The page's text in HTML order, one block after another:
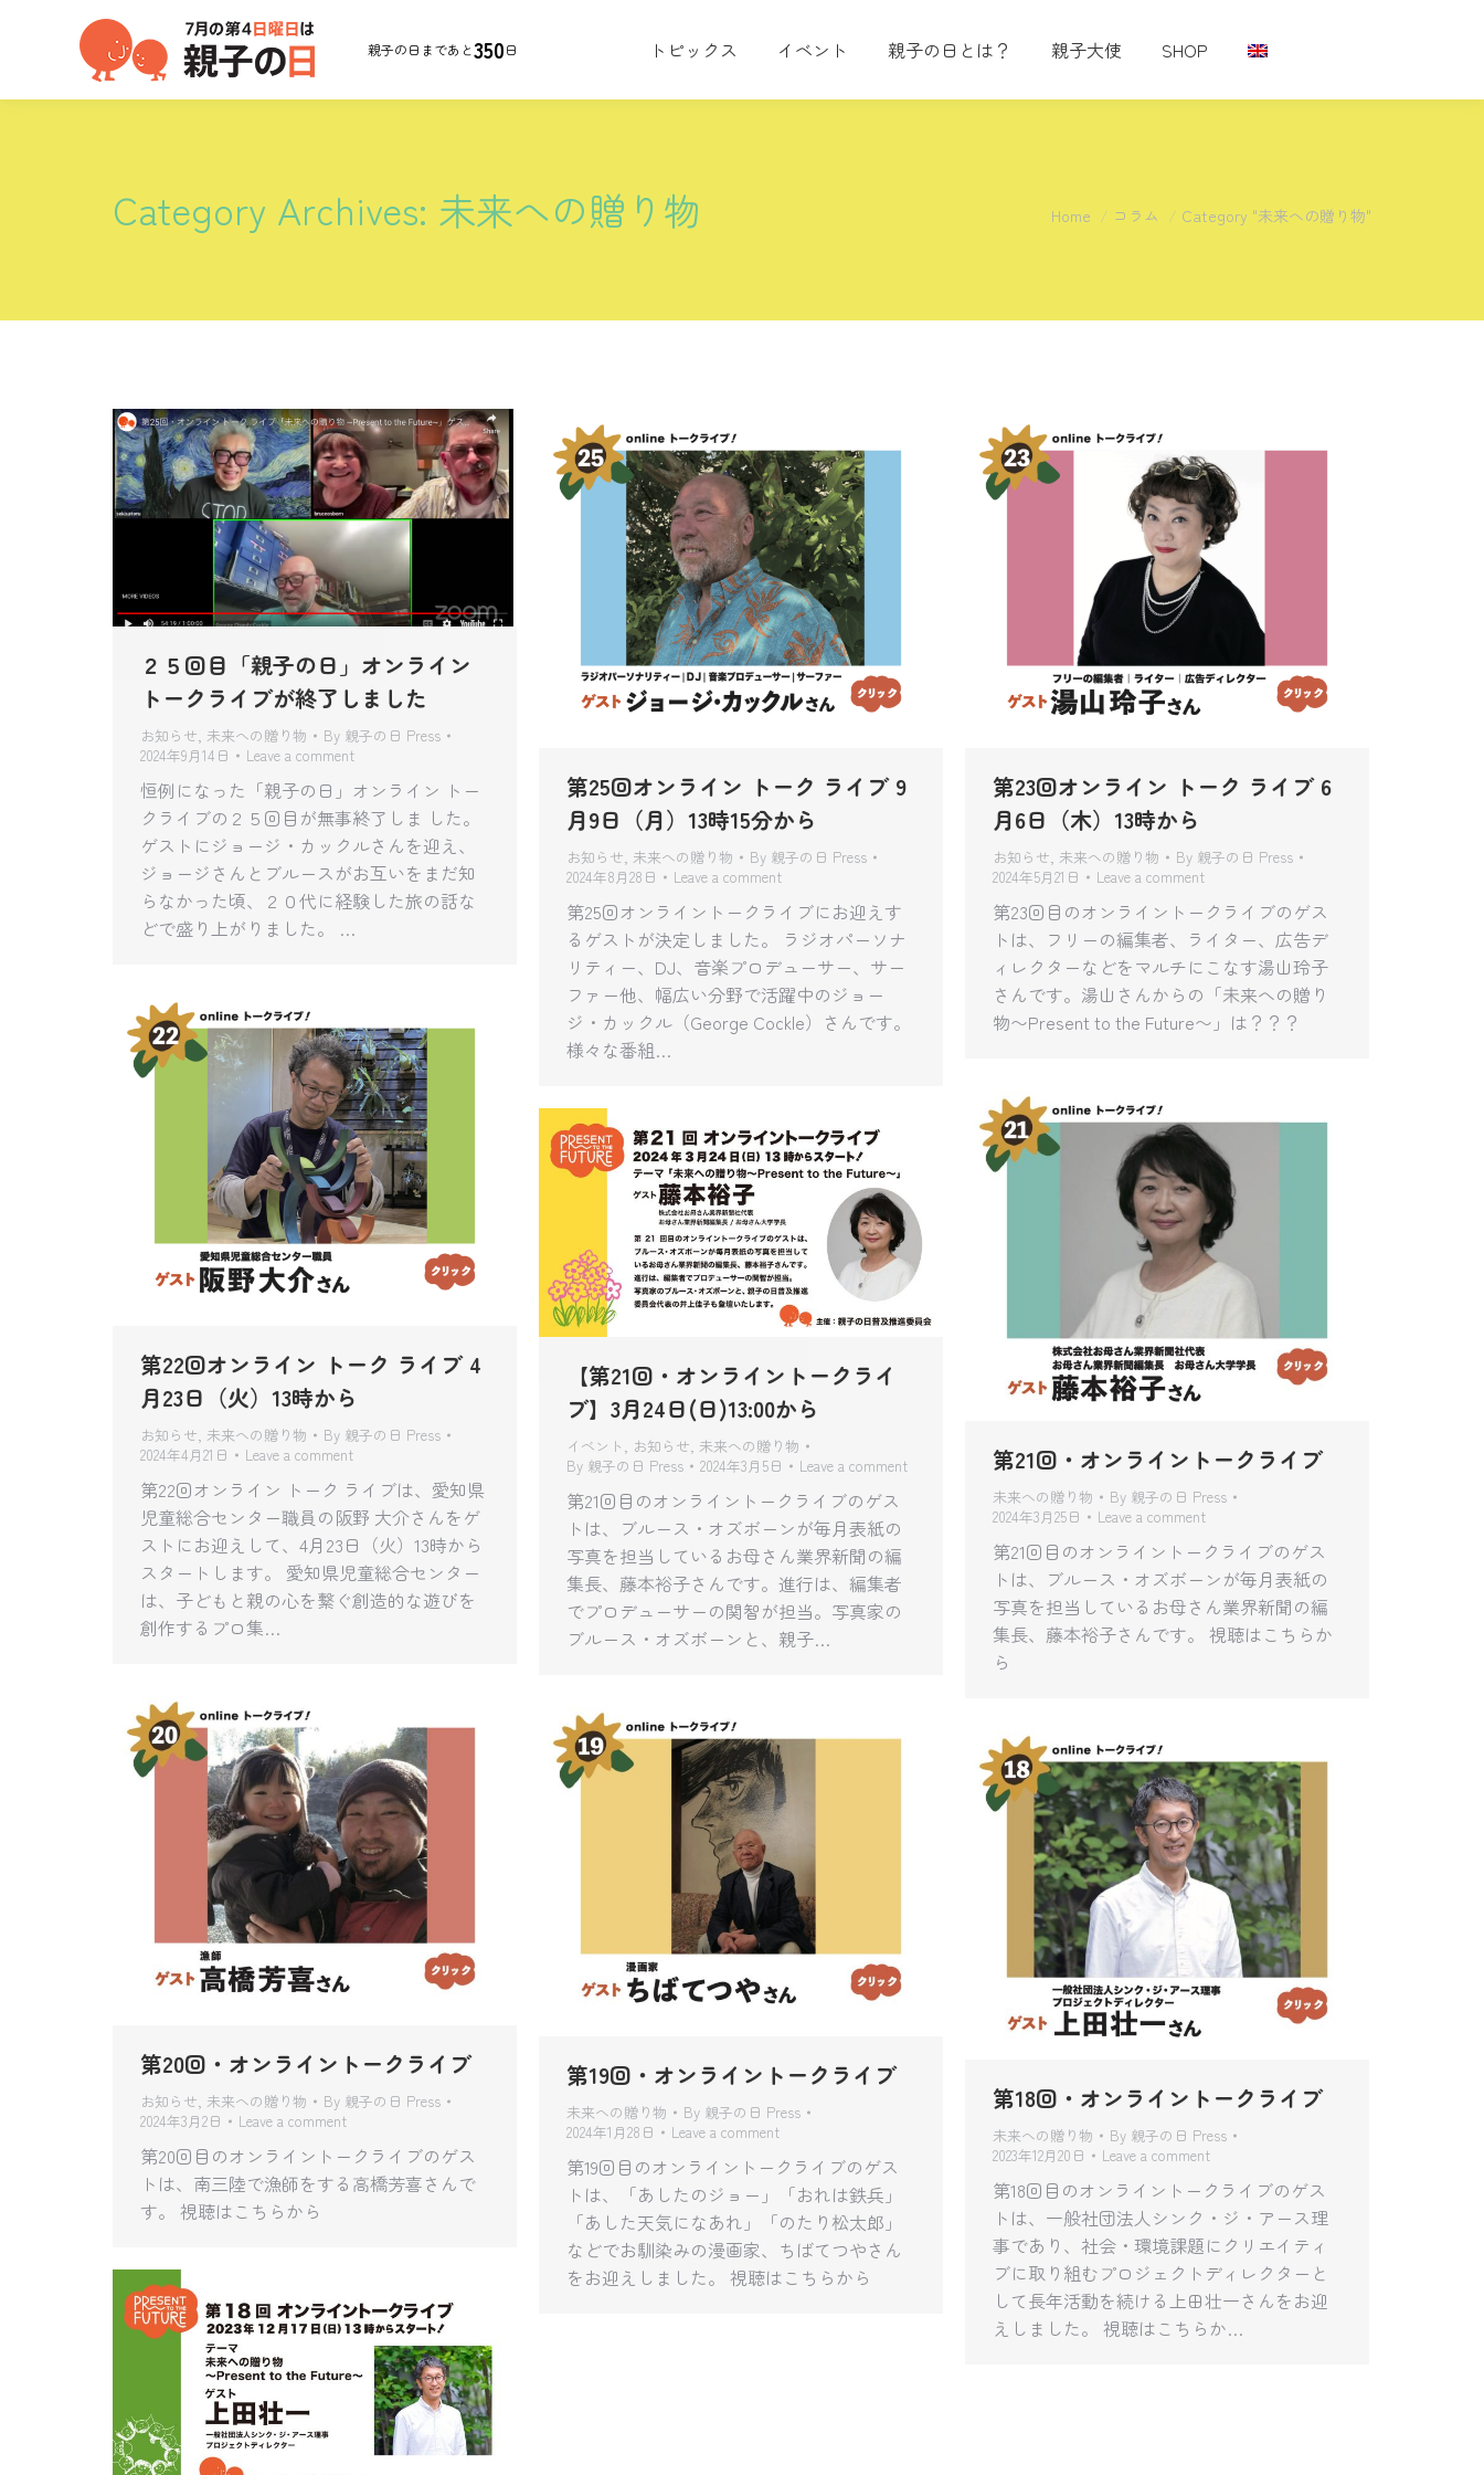
親子の日まであと350日 トピックス イベント 親子の日とは？ 親子大使 SHOP
Category Archives: 未来への贈り物 You are here:
Home コラム Category "未来への贈り物"
２５回目「親子の日」オンライン
トークライブが終了しました
お知らせ 未来への贈り物 By 親子の日 Press
2024年9月14日
Leave a comment
恒例になった「親子の日」オンライン トー
クライブの２５回目が無事終了しま した。
ゲストにジョージ・カックルさんを迎え、
ジョージさんとブルースがお互いをまだ知
らなかった頃、２０代に経験した旅の話な
どで盛り上がりました。 …
第25回オンライン トーク ライブ 9
月9日（月）13時15分から
お知らせ, 未来への贈り物 By 親子の日 Press
2024年8月28日
Leave a comment
第25回オンライントークライブにお迎えす
るゲストが決定しました。 ラジオパーソナ
リティー、DJ、音楽プロデューサー、サー
ファー他、幅広い分野で活躍中のジョー
ジ・カックル（George Cockle）さんです。
様々な番組…
第23回オンライン トーク ライブ 6
月6日（木）13時から
お知らせ, 未来への贈り物 By 親子の日 Press
2024年5月21日
Leave a comment
第23回目のオンライントークライブのゲス
トは、フリーの編集者、ライター、広告デ
ィレクターなどをマルチにこなす湯山玲子
さんです。湯山さんからの「未来への贈り
物〜Present to the Future〜」は？？？
第22回オンライン トーク ライブ 4
月23日（火）13時から
お知らせ, 未来への贈り物 By 親子の日 Press
2024年4月21日
Leave a comment
第22回オンライン トーク ライブは、愛知県
児童総合センター職員の阪野 大介さんをゲ
ストにお迎えして、4月23日（火）13時から
スタートします。 愛知県児童総合センター
は、子どもと親の心を繋ぐ創造的な遊びを
創作するプロ集…
第21回・オンライントークライブ
未来への贈り物 By 親子の日 Press
2024年3月25日
Leave a comment
第21回目のオンライントークライブのゲス
トは、ブルース・オズボーンが毎月表紙の
写真を担当しているお母さん業界新聞の編
集長、藤本裕子さんです。 視聴はこちらか
ら
【第21回・オンライントークライ
ブ】3月24日(日)13:00から
イベント お知らせ 未来への贈り物
By 親子の日 Press 2024年3月5日 Leave a comment
第21回目のオンライントークライブのゲス
トは、ブルース・オズボーンが毎月表紙の
写真を担当しているお母さん業界新聞の編
集長、藤本裕子さんです。進行は、編集者
でプロデューサーの関智が担当。写真家の
ブルース・オズボーンと、親子…
第20回・オンライントークライブ
お知らせ, 未来への贈り物 By 親子の日 Press
2024年3月2日
Leave a comment
第20回目のオンライントークライブのゲス
トは、南三陸で漁師をする高橋芳喜さんで
す。 視聴はこちらから
第19回・オンライントークライブ
未来への贈り物 By 親子の日 Press
2024年1月28日
Leave a comment
第19回目のオンライントークライブのゲス
トは、「あしたのジョー」「おれは鉄兵」
「あした天気になあれ」「のたり松太郎」
などでお馴染みの漫画家、ちばてつやさん
をお迎えしました。 視聴はこちらから
第18回・オンライントークライブ
未来への贈り物 By 親子の日 Press
2023年12月20日
Leave a comment
第18回目のオンライントークライブのゲス
トは、一般社団法人シンク・ジ・アース理
事であり、社会・環境課題にクリエイティ
ブに取り組むプロジェクトディレクターと
して長年活動を続ける上田壮一さんをお迎
えしました。 視聴はこちらか…